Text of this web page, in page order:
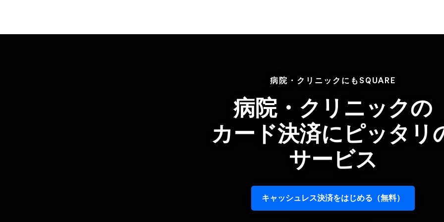
病院・クリニックにもSQUARE
病院・クリニックの​
カード決済に​ピッタリ
サービス
キャッシュレス決済を​はじめる​（無料）